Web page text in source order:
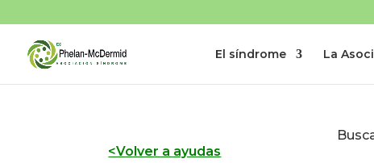
El síndrome La
<Volver a ayudas